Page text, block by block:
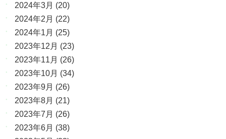
2024年3月 (20)
2024年2月 (22)
2024年1月 (25)
2023年12月 (23)
2023年11月 (26)
2023年10月 (34)
2023年9月 (26)
2023年8月 (21)
2023年7月 (26)
2023年6月 (38)